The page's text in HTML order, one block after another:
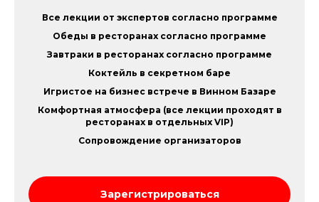
Все лекции от экспертов согласно программе
Обеды в ресторанах согласно программе
Завтраки в ресторанах согласно программе
Коктейль в секретном баре
Игристое на бизнес встрече в Винном Базаре
Комфортная атмосфера (все лекции проходят в
ресторанах в отдельных VIP)
Сопровождение организаторов
Зарегистрироваться